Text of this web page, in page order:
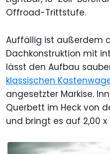
Offroad-Trittstufe.
Auffällig ist außerdem
Dachkonstruktion mit
lässt den Aufbau
klassischen
angesetzter Markise.
Querbett im Heck von
und bringt es auf 2,00 x